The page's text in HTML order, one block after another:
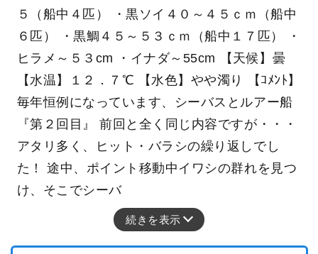
５（船中４匹） ・黒ソイ４０～４５ｃｍ（船中
６匹） ・黒鯛４５～５３ｃｍ（船中１７匹） ・
ヒラメ～５３cm ・イナダ～55cm 【天候】曇
【水温】１２．７℃ 【水色】やや濁り 【ｺﾒﾝﾄ】
毎年恒例になっています、シーバスとルアー船
『第２回目』 前回と全く同じ内容ですが・・・
アタリ多く、ヒット・バラシの繰り返しでし
た！ 途中、ポイント移動中イワシの群れを見つ
け、そこでシーバ
続きを表示